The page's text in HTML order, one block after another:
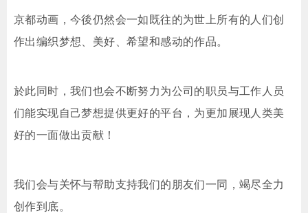
京都动画，今後仍然会一如既往的为世上所有的人们创
作出编织梦想、美好、希望和感动的作品。
於此同时，我们也会不断努力为公司的职员与工作人员
们能实现自己梦想提供更好的平台，为更加展现人类美
好的一面做出贡献！
我们会与关怀与帮助支持我们的朋友们一同，竭尽全力
创作到底。